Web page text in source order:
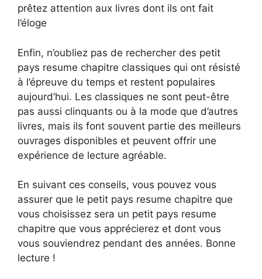
prêtez attention aux livres dont ils ont fait
l’éloge
Enfin, n’oubliez pas de rechercher des petit
pays resume chapitre classiques qui ont résisté
à l’épreuve du temps et restent populaires
aujourd’hui. Les classiques ne sont peut-être
pas aussi clinquants ou à la mode que d’autres
livres, mais ils font souvent partie des meilleurs
ouvrages disponibles et peuvent offrir une
expérience de lecture agréable.
En suivant ces conseils, vous pouvez vous
assurer que le petit pays resume chapitre que
vous choisissez sera un petit pays resume
chapitre que vous apprécierez et dont vous
vous souviendrez pendant des années. Bonne
lecture !